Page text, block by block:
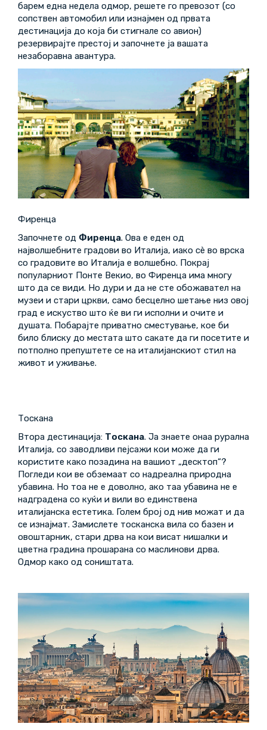
барем една недела одмор, решете го превозот (со
сопствен автомобил или изнајмен од првата
дестинација до која би стигнале со авион)
резервирајте престој и започнете ја вашата
незаборавна авантура.
Фиренца
Започнете од Фиренца. Ова е еден од
најволшебните градови во Италија, иако сè во врска
со градовите во Италија е волшебно. Покрај
популарниот Понте Векио, во Фиренца има многу
што да се види. Но дури и да не сте обожавател на
музеи и стари цркви, само бесцелно шетање низ овој
град е искуство што ќе ви ги исполни и очите и
душата. Побарајте приватно сместување, кое би
било блиску до местата што сакате да ги посетите и
потполно препуштете се на италијанскиот стил на
живот и уживање.
Тоскана
Втора дестинација: Тоскана. Ја знаете онаа рурална
Италија, со заводливи пејсажи кои може да ги
користите како позадина на вашиот „десктоп“?
Погледи кои ве обземаат со надреална природна
убавина. Но тоа не е доволно, ако таа убавина не е
надградена со куќи и вили во единствена
италијанска естетика. Голем број од нив можат и да
се изнајмат. Замислете тосканска вила со базен и
овоштарник, стари дрва на кои висат нишалки и
цветна градина прошарана со маслинови дрва.
Одмор како од соништата.